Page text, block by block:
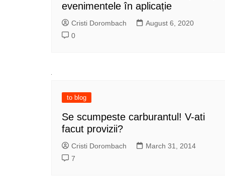
evenimentele în aplicație
Cristi Dorombach
August 6, 2020
0
to blog
Se scumpeste carburantul! V-ati
facut provizii?
Cristi Dorombach
March 31, 2014
7